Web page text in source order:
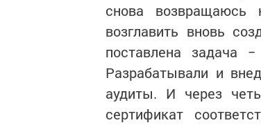
снова возвращаюсь
возглавить вновь
поставлена задача
Разрабатывали и
аудиты. И через
сертификат